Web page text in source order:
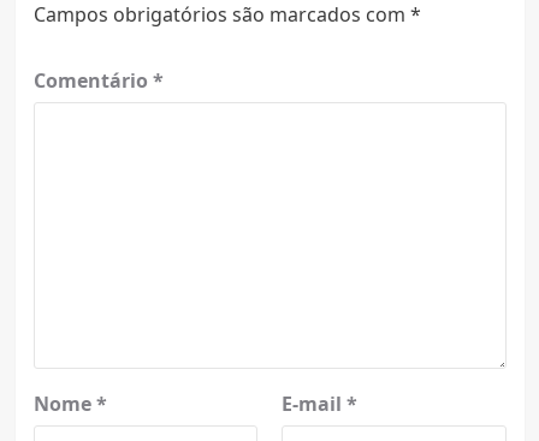
Campos obrigatórios são marcados com *
Comentário *
Nome* E-mail *